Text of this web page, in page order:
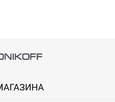
на сайте банковской картой